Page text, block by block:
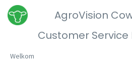
AgroVision
Customer Service
Welkom